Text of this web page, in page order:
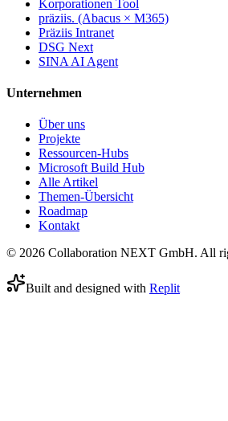
Korporationen Tool
präziis. (Abacus × M365)
Präziis Intranet
DSG Next
SINA AI Agent
Unternehmen
Über uns
Projekte
Ressourcen-Hubs
Microsoft Build Hub
Alle Artikel
Themen-Übersicht
Roadmap
Kontakt
© 2026 Collaboration NEXT GmbH. All
Built and designed with Replit